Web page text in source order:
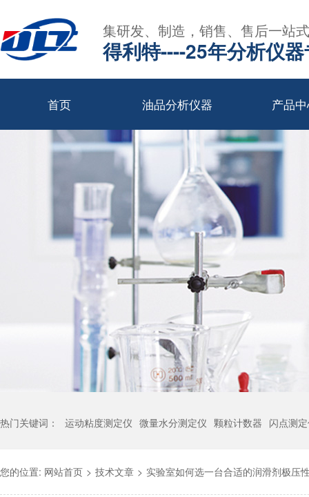
集研发、制造，销售、售后一站
得利特----25年分析仪
首页 油品分析仪器 产品
热门关键词： 运动粘度测定仪 微量水分测定仪 颗粒计数器 闪点测
您的位置: 网站首页 > 技术文章 > 实验室如何选一台合适的润滑剂极压